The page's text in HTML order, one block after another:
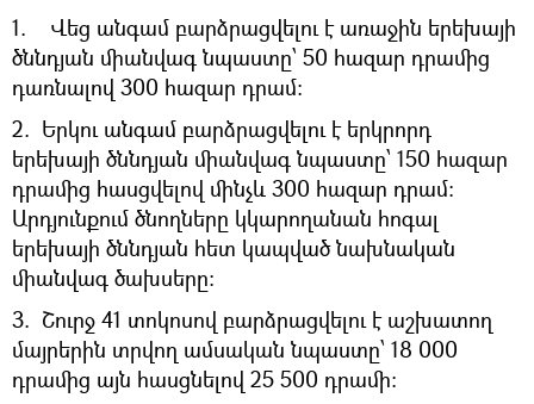
1. Վեց անգամ բարձրացվելու է առաջին երեխայի
ծննդյան միանվագ նպաստը՝ 50 հազար դրամից
դառնալով 300 հազար դրամ։
2. Երկու անգամ բարձրացվելու է երկրորդ
երեխայի ծննդյան միանվագ նպաստը՝ 150 հազար
դրամից հասցվելով մինչև 300 հազար դրամ։
Արդյունքում ծնողները կկարողանան հոգալ
երեխայի ծննդյան հետ կապված նախնական
միանվագ ծախսերը։
3. Շուրջ 41 տոկոսով բարձրացվելու է աշխատող
մայրերին տրվող ամսական նպաստը՝ 18 000
դրամից այն հասցնելով 25 500 դրամի։